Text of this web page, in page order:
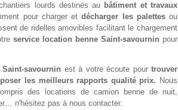
lourds destinés au bâtiment et travaux
pour charger etdécharger les palettesou
de ridelles amovibles facilitant le chargement
service location benne Saint-savournin pour
savournin est à votre écoute pour trouver
les meilleurs rapports qualité prix. Nous
des locations de camion benne de nuit,
n'hésitez pas à nous contacter.